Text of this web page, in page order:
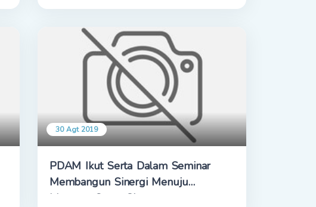
DAN PAKTA INTEGRITAS
30 Agt 2019
PDAM Ikut Serta Dalam Seminar
Membangun Sinergi Menuju
Mataram Sport City